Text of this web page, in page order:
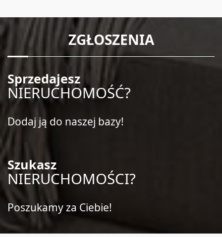
ZGŁOSZENIA
Sprzedajesz
NIERUCHOMOŚĆ?
Dodaj ją do naszej bazy!
Szukasz
NIERUCHOMOŚCI?
Poszukamy za Ciebie!